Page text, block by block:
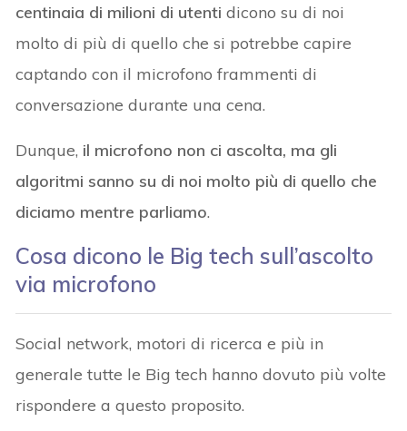
centinaia di milioni di utentidicono su di noi
molto di più di quello che si potrebbe capire
captando con il microfono frammenti di
conversazione durante una cena.
Dunque, il microfono non ci ascolta, ma gli
algoritmi sanno su di noi molto più di quello che
diciamo mentre parliamo.
Cosa dicono le Big tech sull’ascolto
via microfono
Social network, motori di ricerca e più in
generale tutte le Big tech hanno dovuto più volte
rispondere a questo proposito.